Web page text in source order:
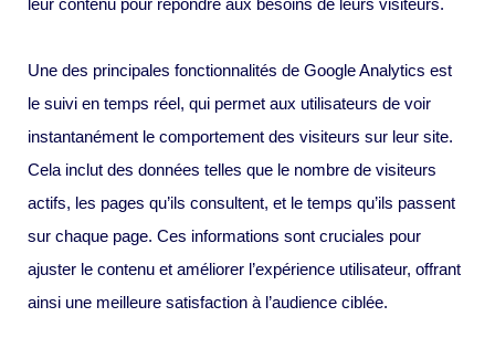
leur contenu pour répondre aux besoins de leurs visiteurs.
Une des principales fonctionnalités de Google Analytics est
le suivi en temps réel, qui permet aux utilisateurs de voir
instantanément le comportement des visiteurs sur leur site.
Cela inclut des données telles que le nombre de visiteurs
actifs, les pages qu’ils consultent, et le temps qu’ils passent
sur chaque page. Ces informations sont cruciales pour
ajuster le contenu et améliorer l’expérience utilisateur, offrant
ainsi une meilleure satisfaction à l’audience ciblée.